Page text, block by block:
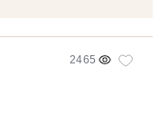
2465